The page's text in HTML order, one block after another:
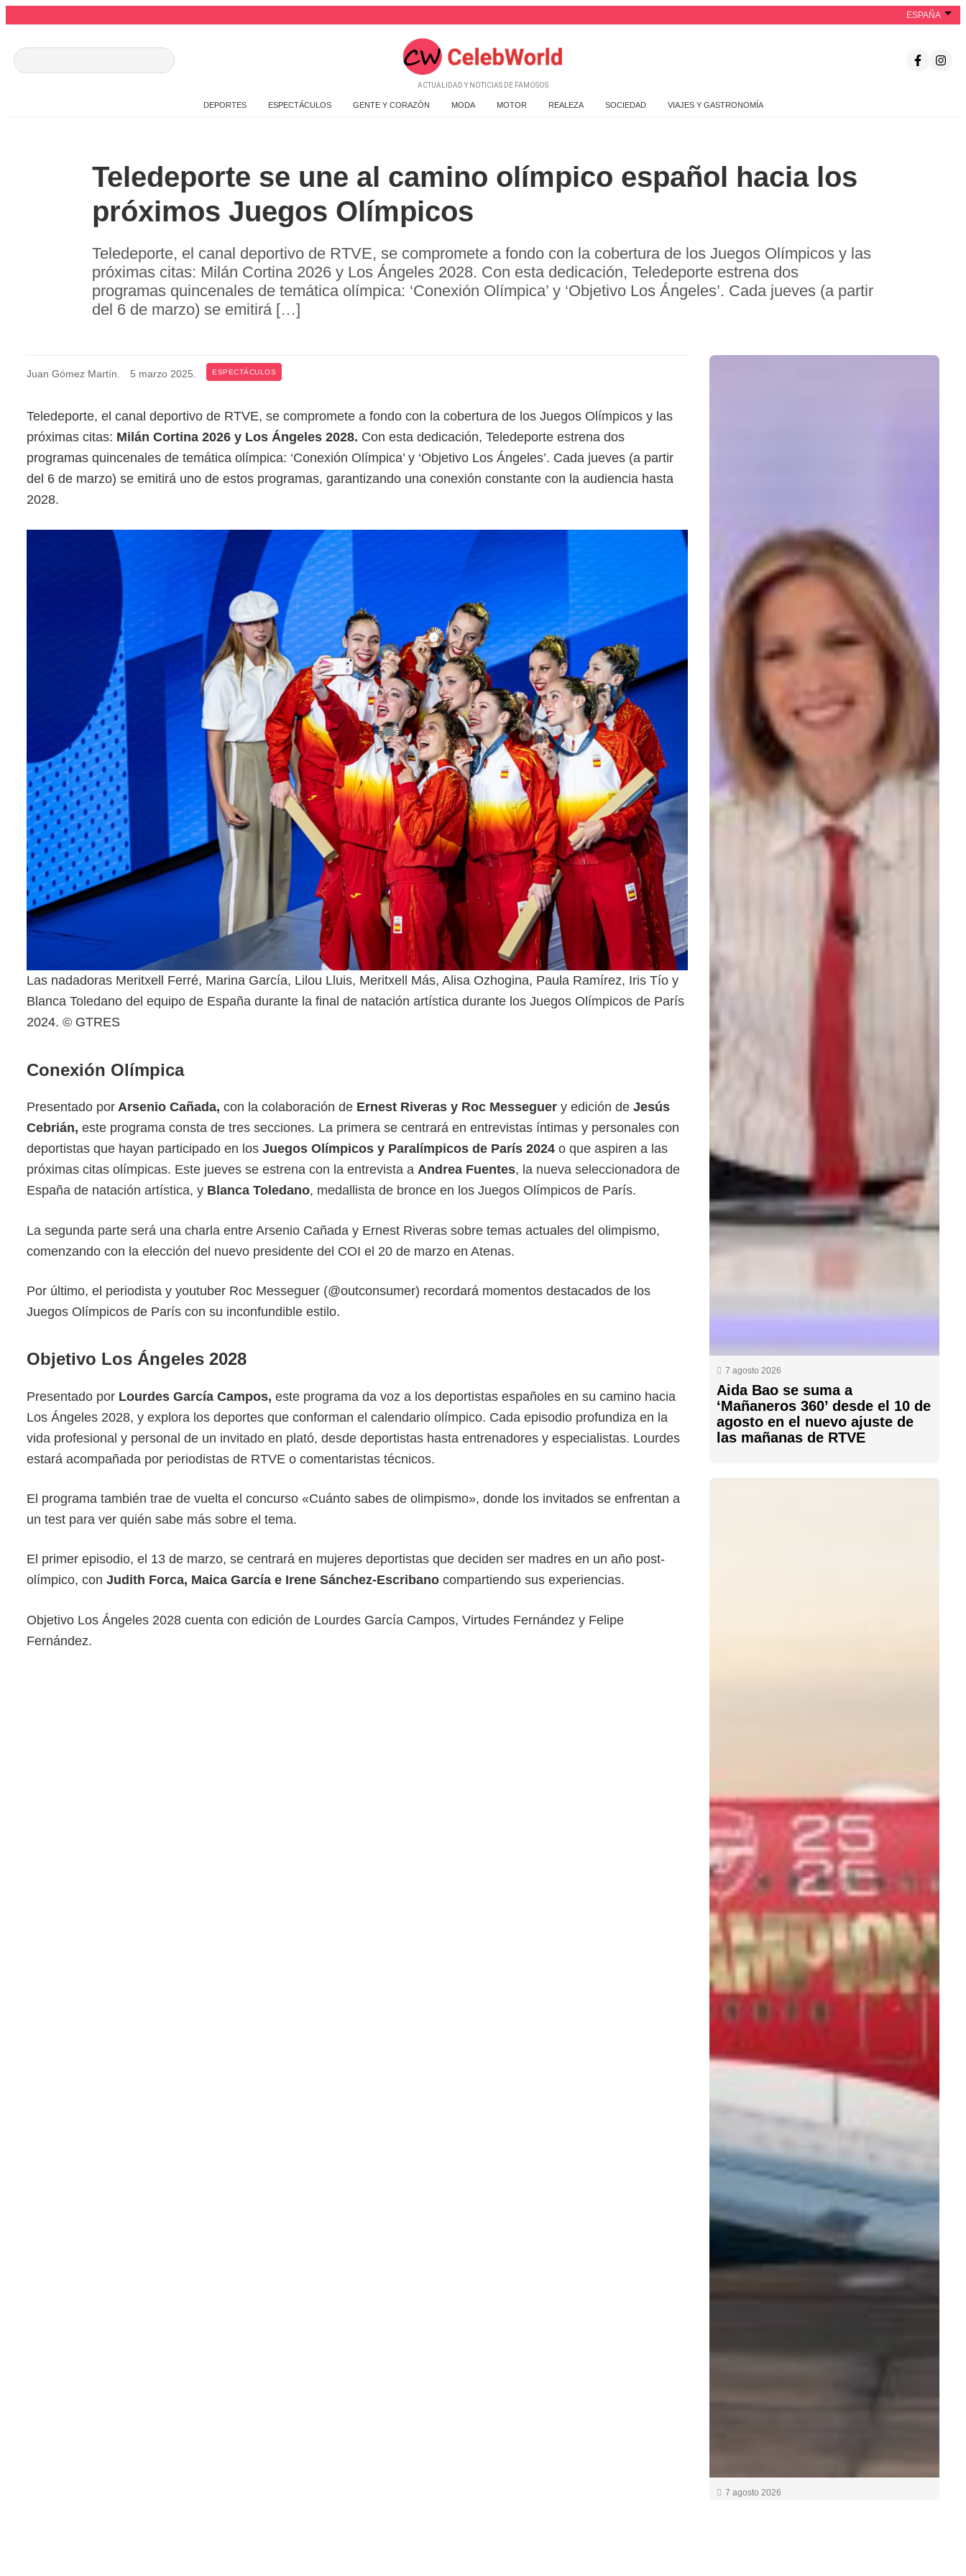
ESPAÑA
ACTUALIDAD Y NOTICIAS DE FAMOSOS
DEPORTES ESPECTÁCULOS GENTE Y CORAZÓN MODA MOTOR REALEZA SOCIEDAD VIAJES Y GASTRONOMÍA
Teledeporte se une al camino olímpico español hacia los
próximos Juegos Olímpicos
Teledeporte, el canal deportivo de RTVE, se compromete a fondo con la cobertura de los Juegos Olímpicos y las
próximas citas: Milán Cortina 2026 y Los Ángeles 2028. Con esta dedicación, Teledeporte estrena dos
programas quincenales de temática olímpica: ‘Conexión Olímpica’ y ‘Objetivo Los Ángeles’. Cada jueves (a partir
del 6 de marzo) se emitirá […]
Juan Gómez Martín. 5 marzo 2025. ESPECTÁCULOS
Teledeporte, el canal deportivo de RTVE, se compromete a fondo con la cobertura de los Juegos Olímpicos y las
próximas citas: Milán Cortina 2026 y Los Ángeles 2028. Con esta dedicación, Teledeporte estrena dos
programas quincenales de temática olímpica: ‘Conexión Olímpica’ y ‘Objetivo Los Ángeles’. Cada jueves (a partir
del 6 de marzo) se emitirá uno de estos programas, garantizando una conexión constante con la audiencia hasta
2028.
Las nadadoras Meritxell Ferré, Marina García, Lilou Lluis, Meritxell Más, Alisa Ozhogina, Paula Ramírez, Iris Tío y
Blanca Toledano del equipo de España durante la final de natación artística durante los Juegos Olímpicos de París
2024. © GTRES
Conexión Olímpica
Presentado por Arsenio Cañada, con la colaboración de Ernest Riveras y Roc Messeguer y edición de Jesús
Cebrián, este programa consta de tres secciones. La primera se centrará en entrevistas íntimas y personales con
deportistas que hayan participado en los Juegos Olímpicos y Paralímpicos de París 2024 o que aspiren a las
próximas citas olímpicas. Este jueves se estrena con la entrevista a Andrea Fuentes, la nueva seleccionadora de
España de natación artística, y Blanca Toledano, medallista de bronce en los Juegos Olímpicos de París.
La segunda parte será una charla entre Arsenio Cañada y Ernest Riveras sobre temas actuales del olimpismo,
comenzando con la elección del nuevo presidente del COI el 20 de marzo en Atenas.
Por último, el periodista y youtuber Roc Messeguer (@outconsumer) recordará momentos destacados de los
Juegos Olímpicos de París con su inconfundible estilo.
Objetivo Los Ángeles 2028
Presentado por Lourdes García Campos, este programa da voz a los deportistas españoles en su camino hacia
Los Ángeles 2028, y explora los deportes que conforman el calendario olímpico. Cada episodio profundiza en la
vida profesional y personal de un invitado en plató, desde deportistas hasta entrenadores y especialistas. Lourdes
estará acompañada por periodistas de RTVE o comentaristas técnicos.
El programa también trae de vuelta el concurso «Cuánto sabes de olimpismo», donde los invitados se enfrentan a
un test para ver quién sabe más sobre el tema.
El primer episodio, el 13 de marzo, se centrará en mujeres deportistas que deciden ser madres en un año post-
olímpico, con Judith Forca, Maica García e Irene Sánchez-Escribano compartiendo sus experiencias.
Objetivo Los Ángeles 2028 cuenta con edición de Lourdes García Campos, Virtudes Fernández y Felipe
Fernández.
7 agosto 2026
Aida Bao se suma a
‘Mañaneros 360’ desde el 10 de
agosto en el nuevo ajuste de
las mañanas de RTVE
7 agosto 2026